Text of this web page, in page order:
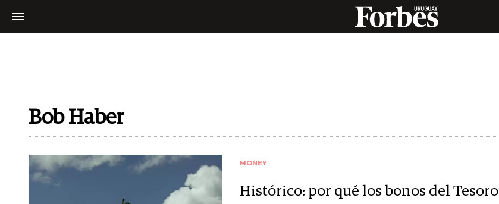
Bob Haber
MONEY
Histórico: por qué los bonos del Tesoro